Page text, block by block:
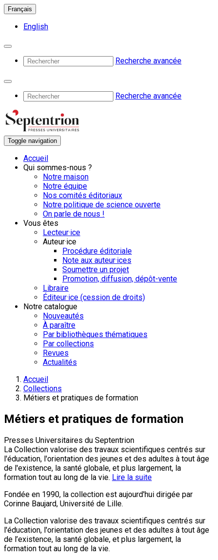
Français
English
Recherche avancée
Recherche avancée
Toggle navigation
Accueil
Qui sommes-nous ?
Notre maison
Notre équipe
Nos comités éditoriaux
Notre politique de science ouverte
On parle de nous !
Vous êtes
Lecteur·ice
Auteur·ice
Procédure éditoriale
Note aux auteur·ices
Soumettre un projet
Promotion, diffusion, dépôt-vente
Libraire
Éditeur·ice (cession de droits)
Notre catalogue
Nouveautés
À paraître
Par bibliothèques thématiques
Par collections
Revues
Actualités
Accueil
Collections
Métiers et pratiques de formation
Métiers et pratiques de formation
Presses Universitaires du Septentrion
La Collection valorise des travaux scientifiques centrés sur
l'éducation, l'orientation des jeunes et des adultes à tout âge
de l'existence, la santé globale, et plus largement, la
formation tout au long de la vie. Lire la suite
Fondée en 1990, la collection est aujourd'hui dirigée par
Corinne Baujard, Université de Lille.
La Collection valorise des travaux scientifiques centrés sur
l'éducation, l'orientation des jeunes et des adultes à tout âge
de l’existence, la santé globale, et plus largement, la
formation tout au long de la vie.